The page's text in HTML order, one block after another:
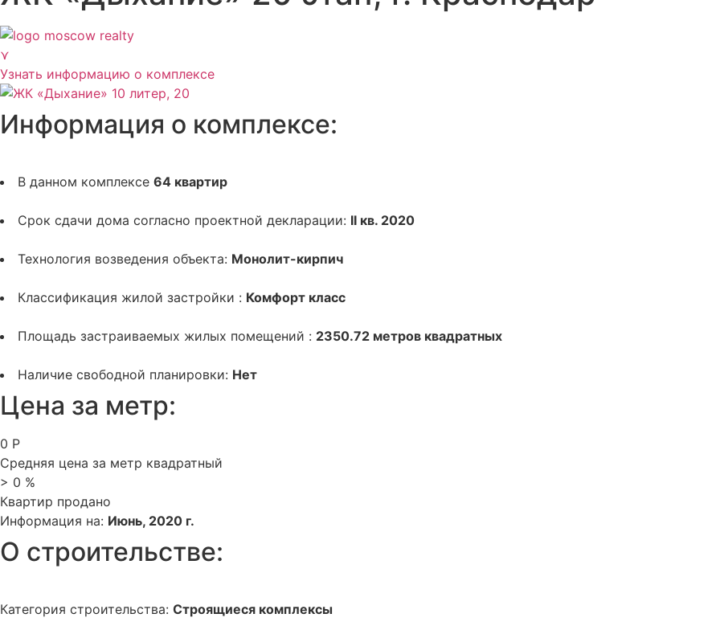
⋎
Узнать информацию о комплексе
Информация о комплексе:
В данном комплексе 64 квартир
Срок сдачи дома согласно проектной декларации: II кв. 2020
Технология возведения объекта: Монолит-кирпич
Классификация жилой застройки : Комфорт класс
Площадь застраиваемых жилых помещений : 2350.72 метров квадратных
Наличие свободной планировки: Нет
Цена за метр:
0 Р
Средняя цена за метр квадратный
> 0 %
Квартир продано
Информация на: Июнь, 2020 г.
О строительстве:
Категория строительства: Строящиеся комплексы